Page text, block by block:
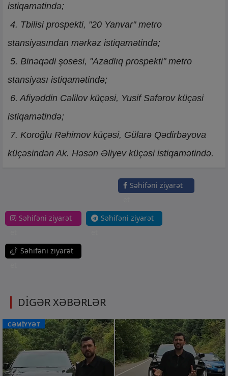
istiqamətində;
4. Tbilisi prospekti, "20 Yanvar" metro
stansiyasından mərkəz istiqamətində;
5. Binəqədi şosesi, "Azadlıq prospekti" metro
stansiyası istiqamətində;
6. Afiyəddin Cəlilov küçəsi, Yusif Səfərov küçəsi
istiqamətində;
7. Koroğlu Rəhimov küçəsi, Gülarə Qədirbəyova
küçəsindən Ak. Həsən Əliyev küçəsi istiqamətində.
Səhifəni ziyarət
Səhifəni ziyarət
Səhifəni ziyarət
Səhifəni ziyarət
DİGƏR XƏBƏRLƏR
CƏMİYYƏT